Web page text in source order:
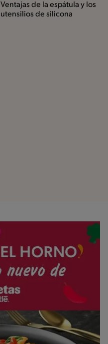
Ventajas de la espátula y los
utensilios de silicona